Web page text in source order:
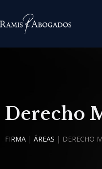
Derecho
FIRMA | ÁREAS | DERECHO